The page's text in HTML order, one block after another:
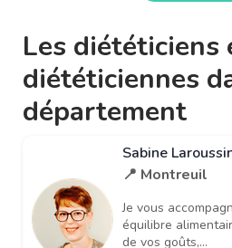
Les diététiciens
diététiciennes
département
Sabine
📍 Montreuil
Je vous
équilibre
de vos goûts,...